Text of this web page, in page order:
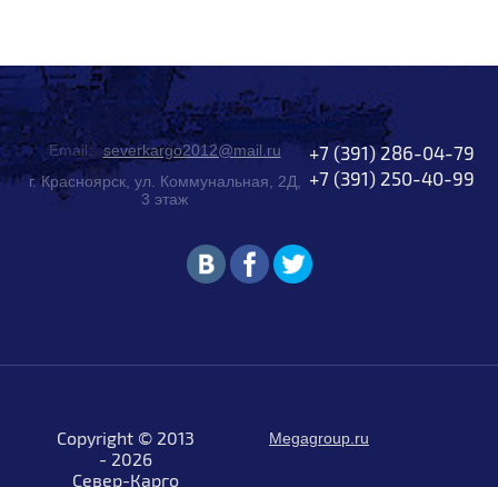
Email:
severkargo2012@mail.ru
г. Красноярск, ул. Коммунальная, 2Д,
3 этаж
+7 (391) 286-04-79
+7 (391) 250-40-99
Copyright © 2013
- 2026
Север-Карго
Megagroup.ru